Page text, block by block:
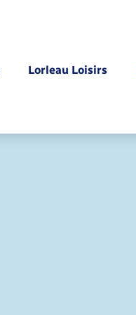
Lorleau Loisirs